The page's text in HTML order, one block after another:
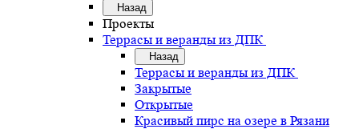
Назад
Проекты
Террасы и веранды из ДПК
Назад
Террасы и веранды из ДПК
Закрытые
Открытые
Красивый пирс на озере в Рязани